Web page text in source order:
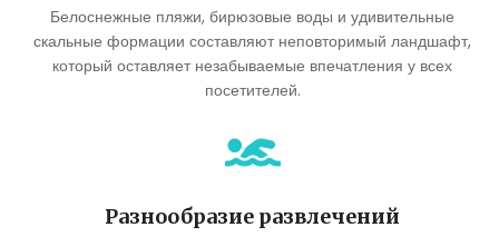
Белоснежные пляжи, бирюзовые воды и удивительные
скальные формации составляют неповторимый ландшафт,
который оставляет незабываемые впечатления у всех
посетителей.
Разнообразие развлечений